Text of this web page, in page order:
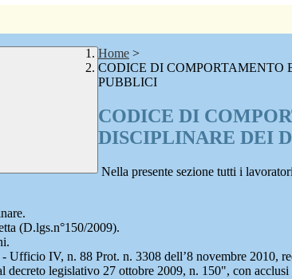
Home >
CODICE DI COMPORTAMENTO
PUBBLICI
CODICE DI
DISCIPLINARE DEI
Nella presente sezione tutti i
(D.lgs.n°150/2009).
IV, n. 88 Prot. n. 3308 dell’8 novembre 2010,
legislativo 27 ottobre 2009, n. 150", con acclusi